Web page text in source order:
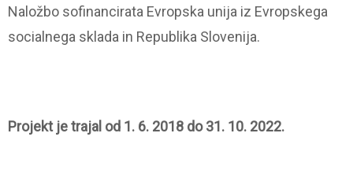
Naložbo sofinancirata Evropska unija iz Evropskega
socialnega sklada in Republika Slovenija.
Projekt je trajal od 1. 6. 2018 do 31. 10. 2022.